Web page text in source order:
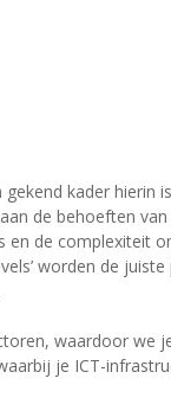
kader hierin
de behoeften
en de complexiteit
worden de
waardoor we
je ICT-